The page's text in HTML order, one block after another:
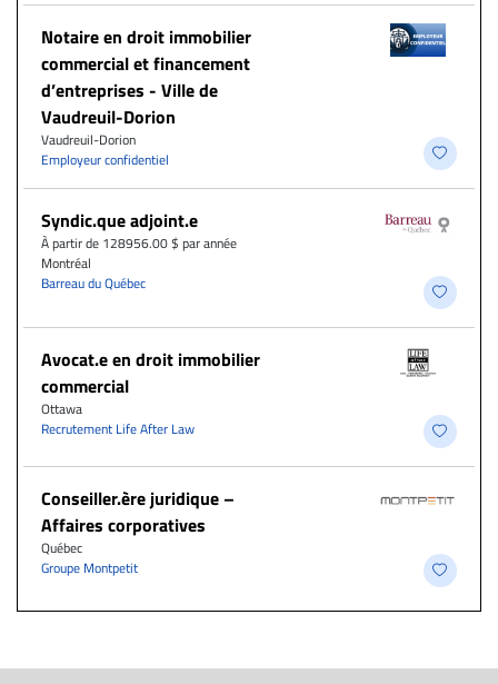
Notaire en droit immobilier
commercial et financement
d’entreprises - Ville de
Vaudreuil-Dorion
Vaudreuil-Dorion
Employeur confidentiel
Syndic.que adjoint.e
À partir de 128956.00 $ par année
Montréal
Barreau du Québec
Avocat.e en droit immobilier
commercial
Ottawa
Recrutement Life After Law
Conseiller.ère juridique –
Affaires corporatives
Québec
Groupe Montpetit